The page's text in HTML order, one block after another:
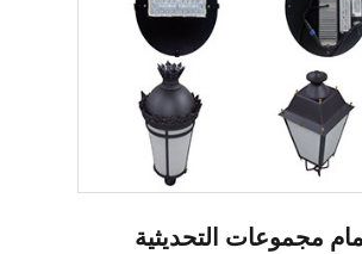
مجموعات التحديثية